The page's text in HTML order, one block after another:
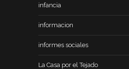
infancia
informacion
informes sociales
La Casa por el Tejado